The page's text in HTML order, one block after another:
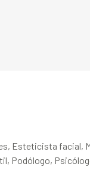
Esteticista facial,
Podólogo,